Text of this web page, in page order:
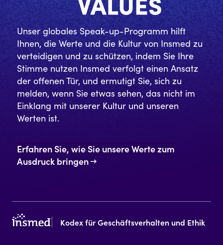
Unser globales Speak-up-Programm hilft
Ihnen, die Werte und die Kultur von Insmed zu
verteidigen und zu schützen, indem Sie Ihre
Stimme nutzen Insmed verfolgt einen Ansatz
der offenen Tür, und ermutigt Sie, sich zu
melden, wenn Sie etwas sehen, das nicht im
Einklang mit unserer Kultur und unseren
Werten ist.
Erfahren Sie, wie Sie unsere Werte zum
Ausdruck bringen
Kodex für Geschäftsverhalten und Ethik